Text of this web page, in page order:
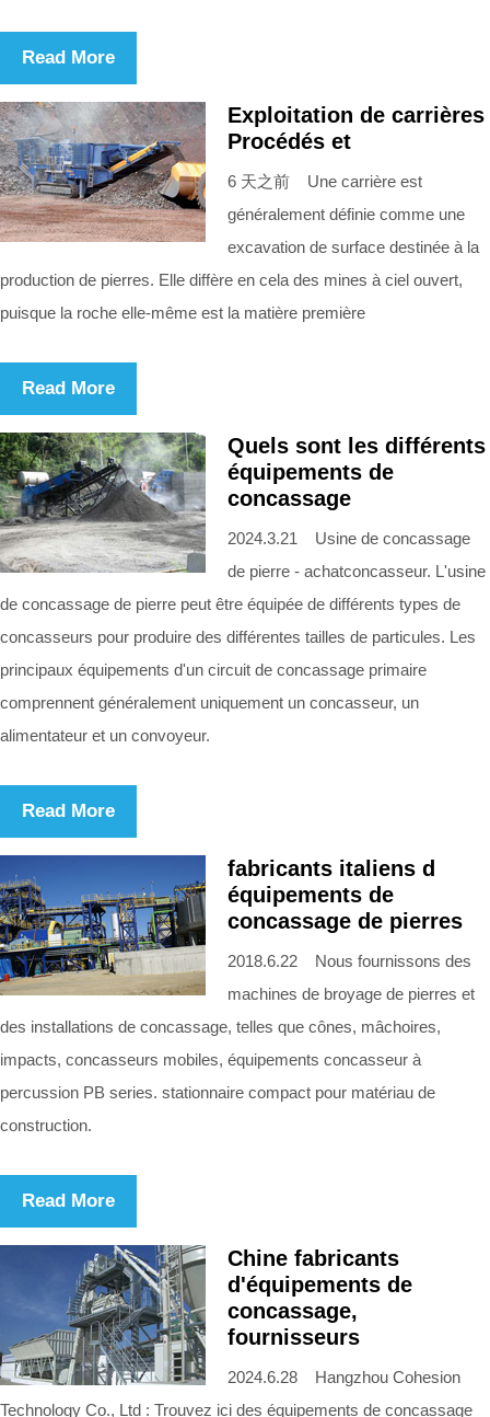
Read More
Exploitation de carrières
Procédés et
6 天之前 Une carrière est
généralement définie comme une
excavation de surface destinée à la
production de pierres. Elle diffère en cela des mines à ciel ouvert,
puisque la roche elle-même est la matière première
Read More
Quels sont les différents
équipements de
concassage
2024.3.21 Usine de concassage
de pierre - achatconcasseur. L'usine
de concassage de pierre peut être équipée de différents types de
concasseurs pour produire des différentes tailles de particules. Les
principaux équipements d'un circuit de concassage primaire
comprennent généralement uniquement un concasseur, un
alimentateur et un convoyeur.
Read More
fabricants italiens d
équipements de
concassage de pierres
2018.6.22 Nous fournissons des
machines de broyage de pierres et
des installations de concassage, telles que cônes, mâchoires,
impacts, concasseurs mobiles, équipements concasseur à
percussion PB series. stationnaire compact pour matériau de
construction.
Read More
Chine fabricants
d'équipements de
concassage,
fournisseurs
2024.6.28 Hangzhou Cohesion
Technology Co., Ltd : Trouvez ici des équipements de concassage